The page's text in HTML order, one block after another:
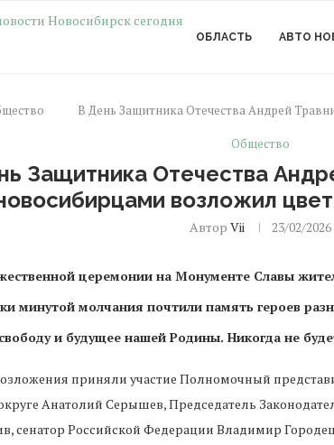
ОБЛАСТЬ АВТО
В День Защитника Отечества Андрей
Общество
Защитника Отечества
возложил
АвторVii 23/02/2026
церемонии на Монументе Славы
минутой молчания почтили память героев
и будущее нашей Родины. Никогда не
приняли участие Полномочный
Анатолий Серышев, Председатель
сенатор Российской Федерации Владимир